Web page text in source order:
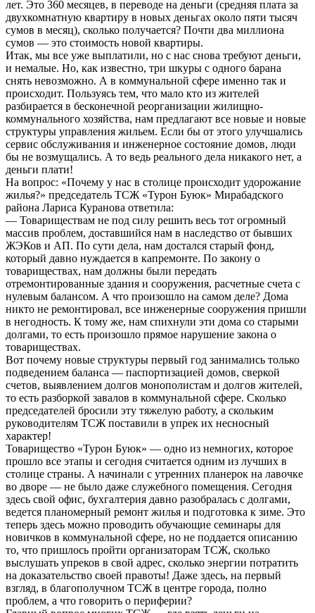
лет. Это 360 месяцев, в переводе на деньги (средняя плата за
двухкомнатную квартиру в новых деньгах около пяти тысяч
сумов в месяц), сколько получается? Почти два миллиона
сумов — это стоимость новой квартиры.
Итак, мы все уже выплатили, но с нас снова требуют деньги,
и немалые. Но, как известно, три шкуры с одного барана
снять невозможно. А в коммунальной сфере именно так и
происходит. Пользуясь тем, что мало кто из жителей
разбирается в бесконечной реорганизации жилищно-
коммунального хозяйства, нам предлагают все новые и новые
структуры управления жильем. Если бы от этого улучшались
сервис обслуживания и инженерное состояние домов, люди
бы не возмущались. А то ведь реального дела никакого нет, а
деньги плати!
На вопрос: «Почему у нас в столице происходит удорожание
жилья?» председатель ТСЖ «Турон Буюк» Мирабадского
района Лариса Куранова ответила:
— Товариществам не под силу решить весь тот огромный
массив проблем, доставшийся нам в наследство от бывших
ЖЭКов и АП. По сути дела, нам достался старый фонд,
который давно нуждается в капремонте. По закону о
товариществах, нам должны были передать
отремонтированные здания и сооружения, расчетные счета с
нулевым балансом. А что произошло на самом деле? Дома
никто не ремонтировал, все инженерные сооружения пришли
в негодность. К тому же, нам спихнули эти дома со старыми
долгами, то есть произошло прямое нарушение закона о
товариществах.
Вот почему новые структуры первый год занимались только
подведением баланса — паспортизацией домов, сверкой
счетов, выявлением долгов монополистам и долгов жителей,
то есть разборкой завалов в коммунальной сфере. Сколько
председателей бросили эту тяжелую работу, а скольким
руководителям ТСЖ поставили в упрек их несносный
характер!
Товарищество «Турон Буюк» — одно из немногих, которое
прошло все этапы и сегодня считается одним из лучших в
столице страны. А начинали с утренних планерок на лавочке
во дворе — не было даже служебного помещения. Сегодня
здесь свой офис, бухгалтерия давно разобралась с долгами,
ведется планомерный ремонт жилья и подготовка к зиме. Это
теперь здесь можно проводить обучающие семинары для
новичков в коммунальной сфере, но не поддается описанию
то, что пришлось пройти организаторам ТСЖ, сколько
выслушать упреков в свой адрес, сколько энергии потратить
на доказательство своей правоты! Даже здесь, на первый
взгляд, в благополучном ТСЖ в центре города, полно
проблем, а что говорить о периферии?